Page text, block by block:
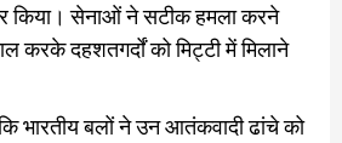
किया। सेनाओं ने सटीक हमला करने
करके दहशतगर्दों को मिट्टी में मिलाने
कि भारतीय बलों ने उन आतंकवादी ढांचे को